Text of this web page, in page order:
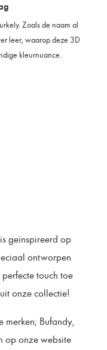
Zoals de naam al
leer, waarop deze 3D
kleurnuance.
geïnspireerd op
ontworpen
touch toe
onze collectie!
merken; Bufandy,
op onze website